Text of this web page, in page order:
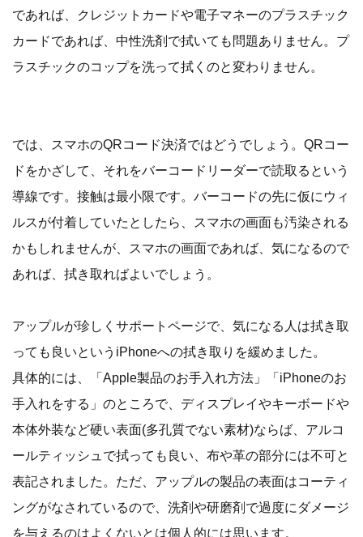
であれば、クレジットカードや電子マネーのプラスチック
カードであれば、中性洗剤で拭いても問題ありません。プ
ラスチックのコップを洗って拭くのと変わりません。
では、スマホのQRコード決済ではどうでしょう。QRコー
ドをかざして、それをバーコードリーダーで読取るという
導線です。接触は最小限です。バーコードの先に仮にウィ
ルスが付着していたとしたら、スマホの画面も汚染される
かもしれませんが、スマホの画面であれば、気になるので
あれば、拭き取ればよいでしょう。
アップルが珍しくサポートページで、気になる人は拭き取
っても良いというiPhoneへの拭き取りを緩めました。
具体的には、「Apple製品のお手入れ方法」「iPhoneのお
手入れをする」のところで、ディスプレイやキーボードや
本体外装など硬い表面(多孔質でない素材)ならば、アルコ
ールティッシュで拭っても良い、布や革の部分には不可と
表記されました。ただ、アップルの製品の表面はコーティ
ングがなされているので、洗剤や研磨剤で過度にダメージ
を与えるのはよくないとは個人的には思います。